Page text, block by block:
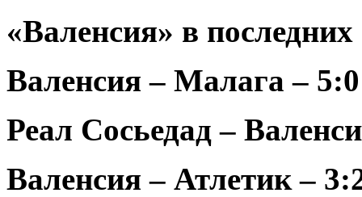
«Валенсия» в
Валенсия – Малага –
Реал Сосьедад –
Валенсия – Атлетик –